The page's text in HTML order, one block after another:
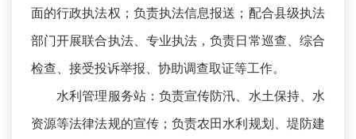
面的行政执法权；负责执法信息报送；配合县级执法
部门开展联合执法、专业执法，负责日常巡查、综合
检查、接受投诉举报、协助调查取证等工作。
水利管理服务站：负责宣传防汛、水土保持、水
资源等法律法规的宣传；负责农田水利规划、堤防建